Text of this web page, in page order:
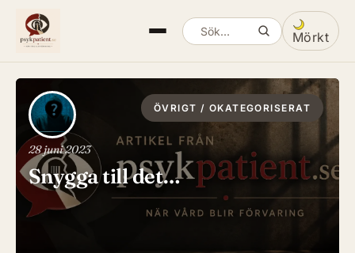
Sök artiklar Mörkt
Växla
ÖVRIGT / OKATEGORISERAT
28 juni 2023
Snygga till det…